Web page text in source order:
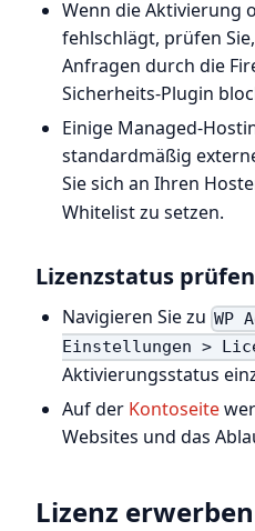
Wenn die Aktivierung
fehlschlägt, prüfen
Anfragen durch die
Sicherheits-Plugin
Einige Managed-
standardmäßig
Sie sich an Ihren
Whitelist zu setzen.
Lizenzstatus prüfen
Navigieren Sie zu WP
Einstellungen >
Aktivierungsstatus
Auf der Kontoseite
Websites und das
Lizenz erwerben